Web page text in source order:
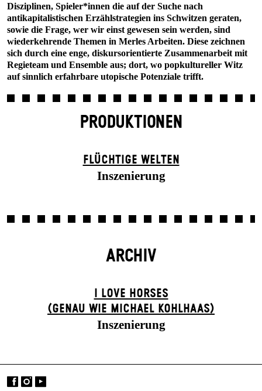
Disziplinen, Spieler*innen die auf der Suche nach
antikapitalistischen Erzählstrategien ins Schwitzen geraten,
sowie die Frage, wer wir einst gewesen sein werden, sind
wiederkehrende Themen in Merles Arbeiten. Diese zeichnen
sich durch eine enge, diskursorientierte Zusammenarbeit mit
Regieteam und Ensemble aus; dort, wo popkultureller Witz
auf sinnlich erfahrbare utopische Potenziale trifft.
PRODUKTIONEN
FLÜCHTIGE WELTEN
Inszenierung
ARCHIV
I LOVE HORSES
(GENAU WIE MICHAEL KOHL­HAAS)
Inszenierung